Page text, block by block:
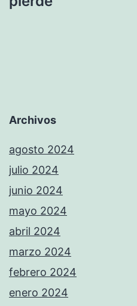
Archivos
agosto 2024
julio 2024
junio 2024
mayo 2024
abril 2024
marzo 2024
febrero 2024
enero 2024